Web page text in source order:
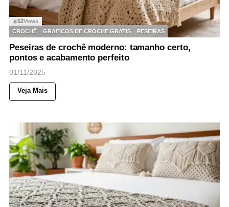
◉52Views
CROCHÊ
GRAFICOS DE CROCHE GRATIS PESEIRAS
Peseiras de crochê moderno: tamanho certo,
pontos e acabamento perfeito
01/11/2025
Veja Mais